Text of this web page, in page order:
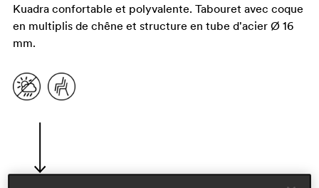
Kuadra confortable et polyvalente. Tabouret avec coque
en multiplis de chêne et structure en tube d'acier Ø 16
mm.